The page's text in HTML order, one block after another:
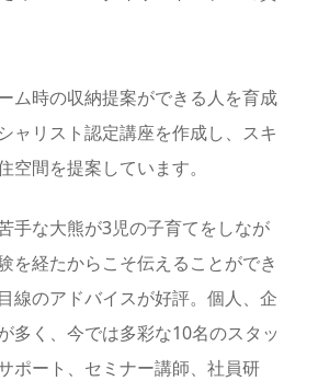
ム時の収納提案ができる人を育成
ャリスト認定講座を作成し、スキ
空間を提案しています。
⼿な⼤熊が3児の⼦育てをしなが
を経たからこそ伝えることができ
線のアドバイスが好評。個⼈、企
多く、今では多彩な10名のスタッ
ポート、セミナー講師、社員研